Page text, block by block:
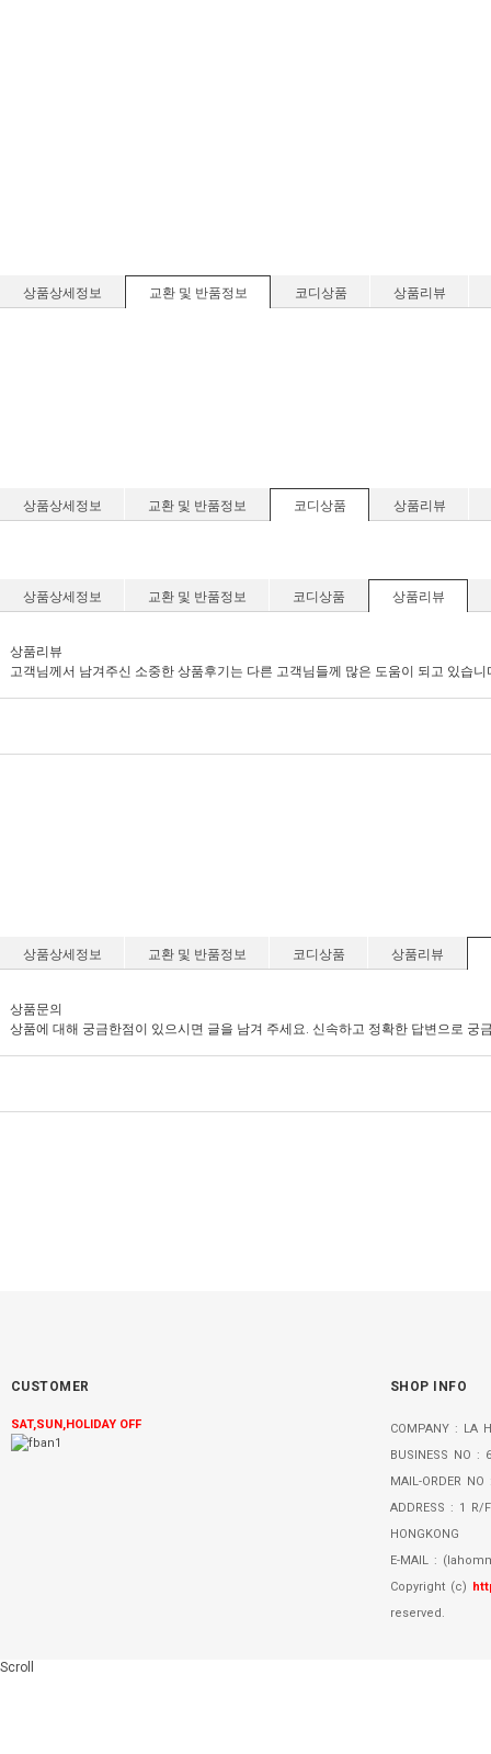
상품상세정보 교환 및 반품정보 코디상품 상품리뷰
상품상세정보 교환 및 반품정보 코디상품 상품리뷰
상품상세정보 교환 및 반품정보 코디상품 상품리뷰
상품리뷰
고객님께서 남겨주신 소중한 상품후기는 다른 고객님들께 많은 도움이 되고 있습니
상품상세정보 교환 및 반품정보 코디상품 상품리뷰
상품문의
상품에 대해 궁금한점이 있으시면 글을 남겨 주세요. 신속하고 정확한 답변으로 궁
CUSTOMER
SAT,SUN,HOLIDAY OFF
SHOP INFO
COMPANY: LA
BUSINESS NO :
MAIL-ORDER
ADDRESS : 1 R/
HONGKONG
E-MAIL:
Copyright (c)
reserved.
Scroll